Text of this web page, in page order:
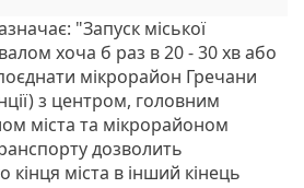
"Запуск міської
хоча б раз в 20 - 30 хв або
мікрорайон Гречани
з центром, головним
міста та мікрорайоном
дозволить
кінця міста в інший кінець